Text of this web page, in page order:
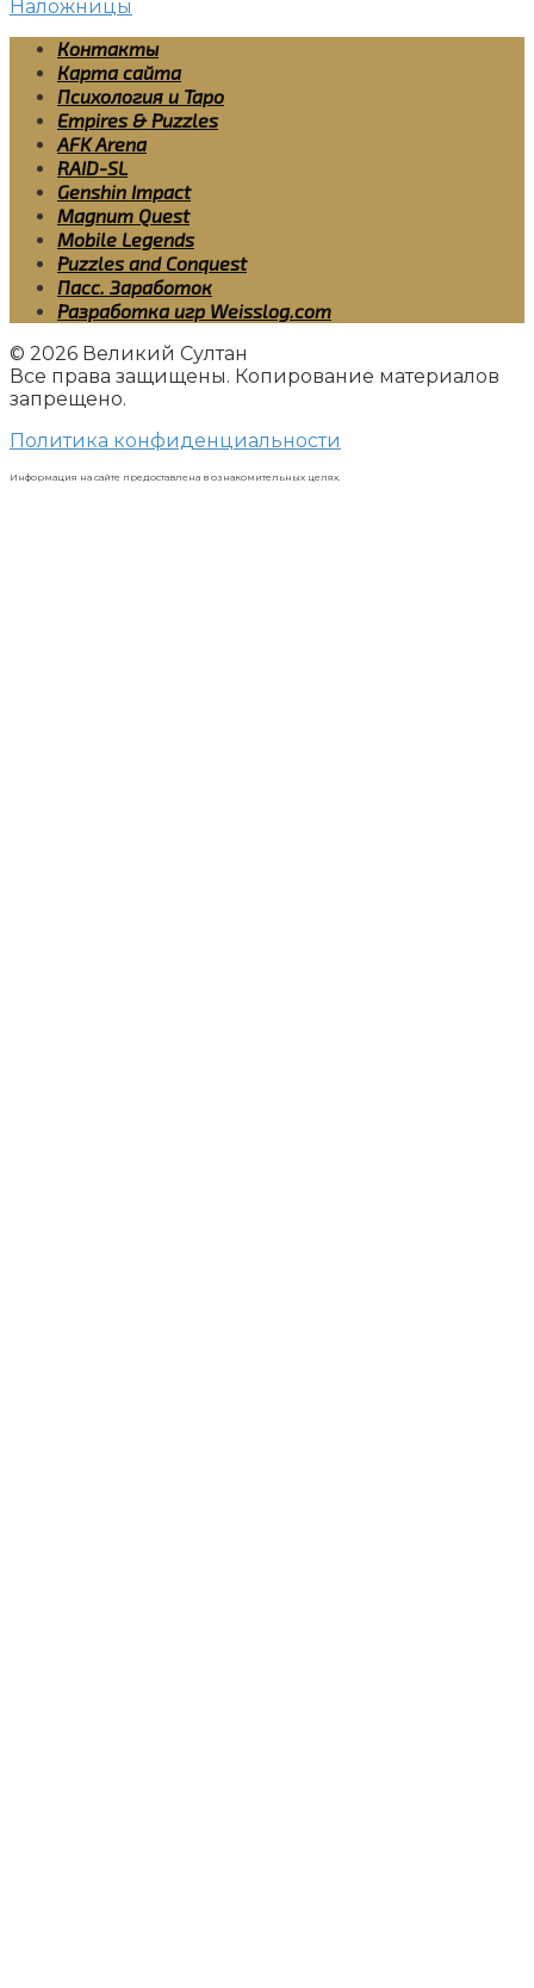
Наложницы
Контакты
Карта сайта
Психология и Таро
Empires & Puzzles
AFK Arena
RAID-SL
Genshin Impact
Magnum Quest
Mobile Legends
Puzzles and Conquest
Пасс. Заработок
Разработка игр Weisslog.com
© 2026 Великий Султан
Все права защищены. Копирование материалов
запрещено.
Политика конфиденциальности
Информация на сайте предоставлена в ознакомительных целях.